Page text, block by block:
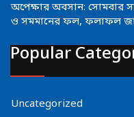
অপেক্ষার অবসান: সোমবার
ও সমমানের ফল, ফলাফল
Popular
Uncategorized